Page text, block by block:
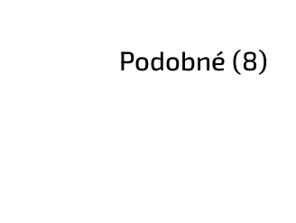
Podobné (8)